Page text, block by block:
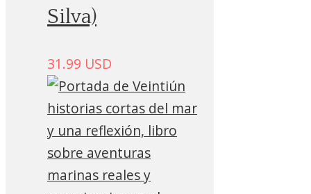
Silva)
31.99 USD